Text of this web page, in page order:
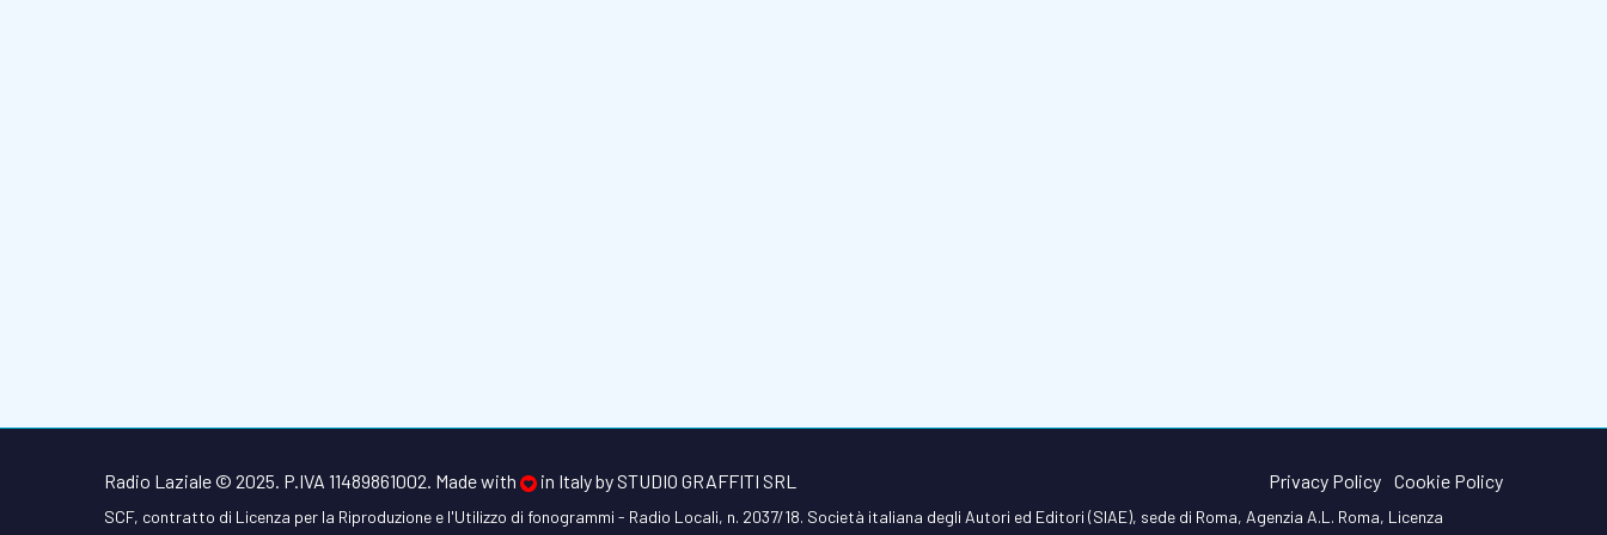
Radio Laziale © 2025. P.IVA 11489861002. Made with in Italy by STUDIO GRAFFITI SRL Privacy Policy Cookie Policy
SCF, contratto di Licenza per la Riproduzione e l'Utilizzo di fonogrammi - Radio Locali, n. 2037/18. Società italiana degli Autori ed Editori (SIAE), sede di Roma, Agenzia A.L. Roma, Licenza